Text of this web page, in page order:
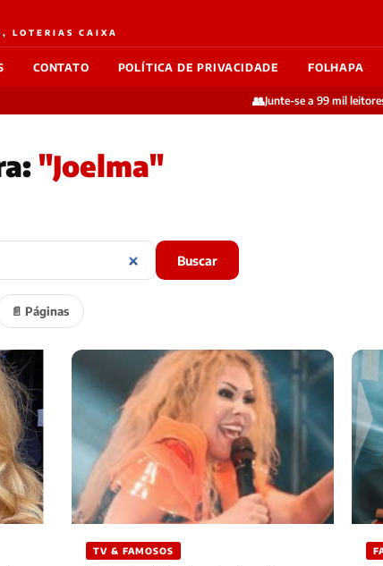
LOTERIAS CAIXA
CONTATO POLÍTICA DE PRIVACIDADE FOLHAPA
👥Junte-se a 99 mil
"Joelma"
Buscar
📄 Páginas
TV & FAMOSOS